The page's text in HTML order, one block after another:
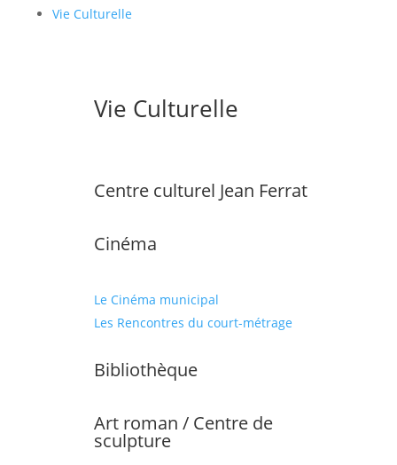
Vie Culturelle
Vie Culturelle
Centre culturel Jean Ferrat
Cinéma
Le Cinéma municipal
Les Rencontres du court-métrage
Bibliothèque
Art roman / Centre de
sculpture